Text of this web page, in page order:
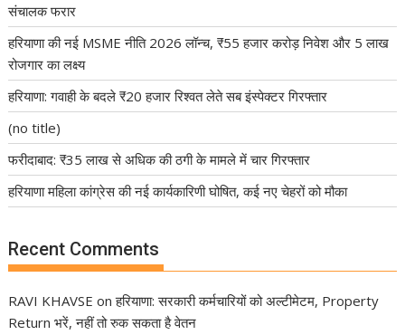
संचालक फरार
हरियाणा की नई MSME नीति 2026 लॉन्च, ₹55 हजार करोड़ निवेश और 5 लाख
रोजगार का लक्ष्य
हरियाणा: गवाही के बदले ₹20 हजार रिश्वत लेते सब इंस्पेक्टर गिरफ्तार
(no title)
फरीदाबाद: ₹35 लाख से अधिक की ठगी के मामले में चार गिरफ्तार
हरियाणा महिला कांग्रेस की नई कार्यकारिणी घोषित, कई नए चेहरों को मौका
Recent Comments
RAVI KHAVSE onहरियाणा: सरकारी कर्मचारियों को अल्टीमेटम, Property
Return भरें, नहीं तो रुक सकता है वेतन